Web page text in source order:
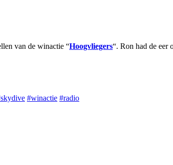
van de winactie “Hoogvliegers“. Ron had de eer
#winactie #radio